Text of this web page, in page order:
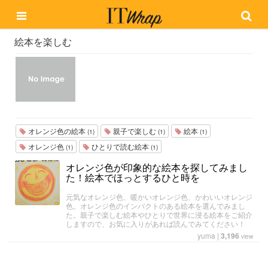
絵本を楽しむ
オレンジ色の絵本 (1) 親子で楽しむ (1) 絵本 (1)
オレンジ色 (1) ひとりで読む絵本 (1)
オレンジ色が印象的な絵本を探してみまし
た！絵本でほっとするひと時を
元気なオレンジ色、暖かいオレンジ色、かわいいオレンジ
色。オレンジ色のインパクトのある絵本を選んでみまし
た。親子で楽しむ絵本やひとりで世界に浸る絵本をご紹介
しますので、お気に入りがあれば読んでみてください！
yuma | 3,196 view